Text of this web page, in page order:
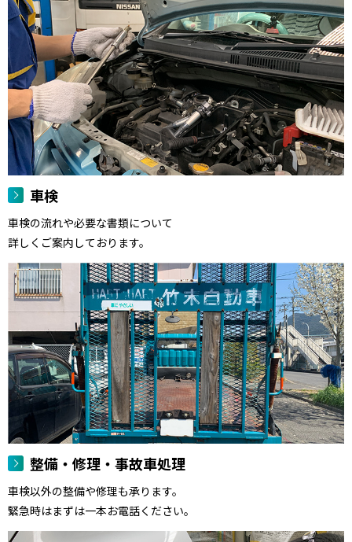
車検
車検の流れや必要な書類について
詳しくご案内しております。
整備・修理・事故車処理
車検以外の整備や修理も承ります。
緊急時はまずは一本お電話ください。